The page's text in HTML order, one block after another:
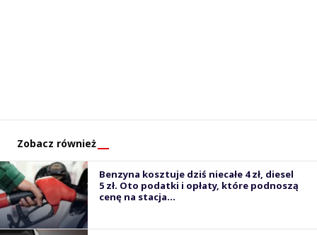
Zobacz również
Benzyna kosztuje dziś niecałe 4 zł, diesel
5 zł. Oto podatki i opłaty, które podnoszą
cenę na stacja...